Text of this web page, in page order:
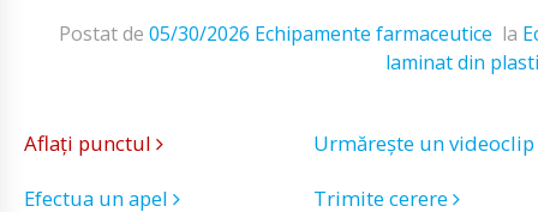
Postat de 05/30/2026 Echipamente farmaceutice la
laminat din
Aflați punctul
Urmărește un videoclip
Efectua un apel
Trimite cerere